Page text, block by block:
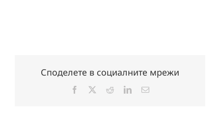
Споделете в социалните мрежи
Facebook RedditLinkedInЕлектронна